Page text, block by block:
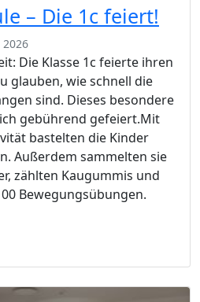
– Die 1c feiert!
2026
Die Klasse 1c feierte ihren
glauben, wie schnell die
sind. Dieses besondere
gebührend gefeiert.Mit
bastelten die Kinder
Außerdem sammelten sie
zählten Kaugummis und
Bewegungsübungen.